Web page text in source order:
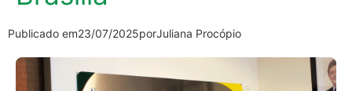
Publicado em23/07/2025porJuliana Procópio